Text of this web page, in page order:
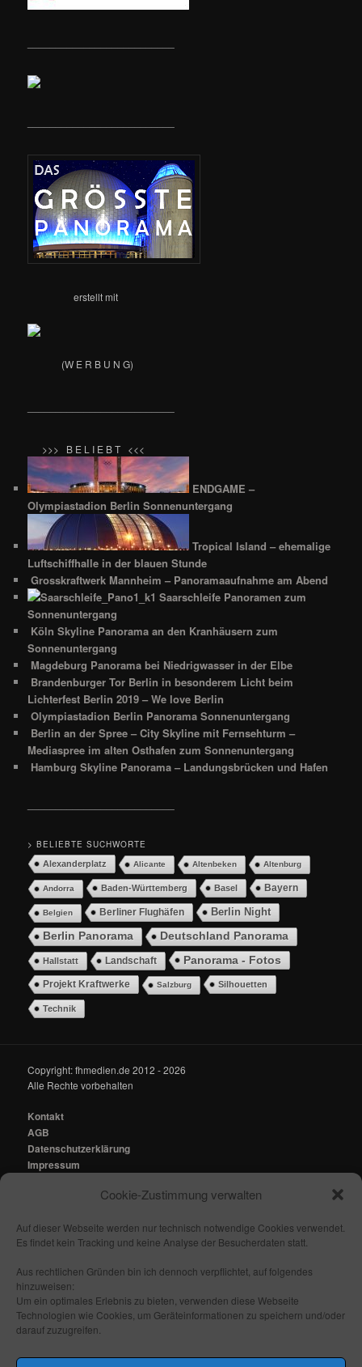
Cookie-Zustimmung verwalten
Auf dieser Webseite werden nur technisch notwendige Cookies verwendet.
Es findet kein Tracking und keine Analyse der Besucherdaten statt.
Aus rechtlichen Gründen bin ich dennoch verpflichtet, auf folgendes
hinzuweisen:
Um ein optimales Erlebnis zu bieten, verwenden diese Webseite
Technologien wie Cookies, um Geräteinformationen zu speichern und/oder
darauf zuzugreifen.
erstellt mit
(W E R B U N G)
>>> B E L I E B T <<<
ENDGAME –
Olympiastadion Berlin Sonnenuntergang
Tropical Island – ehemalige
Luftschiffhalle in der blauen Stunde
Grosskraftwerk Mannheim – Panoramaaufnahme am Abend
Saarschleife Panoramen zum
Sonnenuntergang
Köln Skyline Panorama an den Kranhäusern zum
Sonnenuntergang
Magdeburg Panorama bei Niedrigwasser in der Elbe
Brandenburger Tor Berlin in besonderem Licht beim
Lichterfest Berlin 2019 – We love Berlin
Olympiastadion Berlin Panorama Sonnenuntergang
Berlin an der Spree – City Skyline mit Fernsehturm –
Mediaspree im alten Osthafen zum Sonnenuntergang
Hamburg Skyline Panorama – Landungsbrücken und Hafen
> BELIEBTE SUCHWORTE
Alexanderplatz Alicante Altenbeken Altenburg
Andorra Baden-Württemberg Basel Bayern
Belgien Berliner Flughäfen
Berlin Night
Berlin Panorama
Deutschland Panorama
Hallstatt Landschaft Panorama - Fotos
Projekt Kraftwerke Salzburg Silhouetten
Technik
Copyright: fhmedien.de 2012 - 2026
Alle Rechte vorbehalten
Kontakt
AGB
Datenschutzerklärung
Impressum
mail@fhmedien.de
Nach oben/ Seitenanfang
Folge mir: